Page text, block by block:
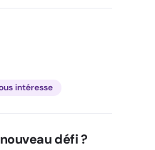
intéresse
défi ?